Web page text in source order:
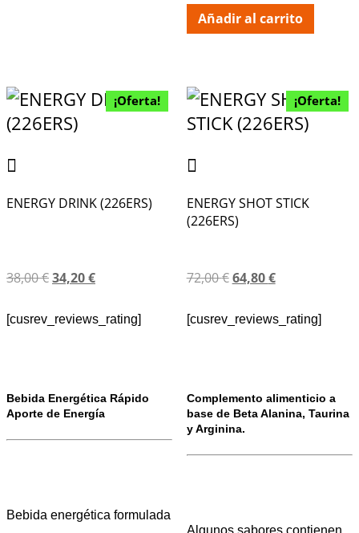
Añadir al carrito
¡Oferta!
ENERGY DRINK (226ERS)
38,00€34,20€
[cusrev_reviews_rating]
Bebida Energética Rápido
Aporte de Energía
Bebida energética formulada
¡Oferta!
ENERGY SHOT STICK
(226ERS)
72,00€64,80€
[cusrev_reviews_rating]
Complemento alimenticio a
base de Beta Alanina, Taurina
y Arginina.
Algunos sabores contienen